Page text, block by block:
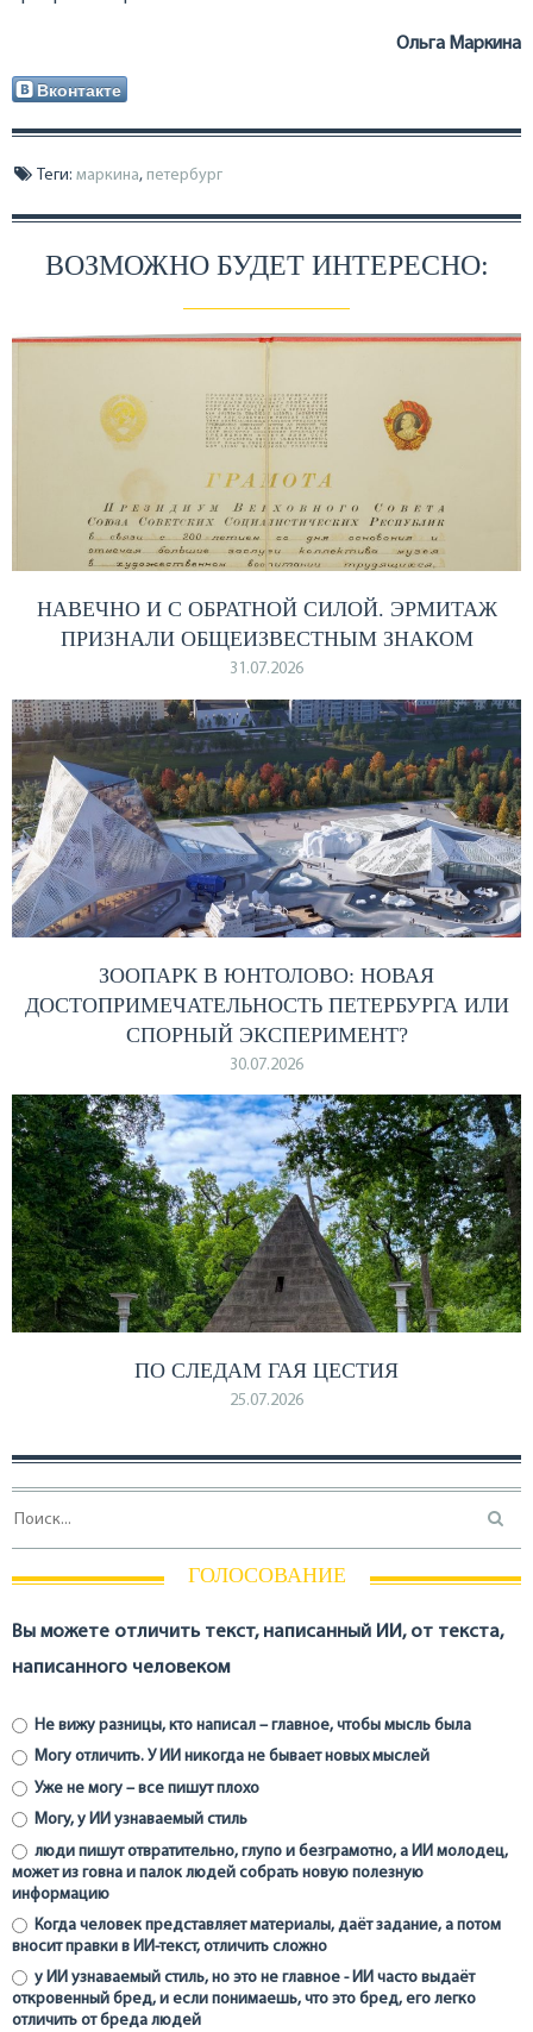
Ольга Маркина
Вконтакте
Теги: маркина, петербург
ВОЗМОЖНО БУДЕТ ИНТЕРЕСНО:
НАВЕЧНО И С ОБРАТНОЙ СИЛОЙ. ЭРМИТАЖ
ПРИЗНАЛИ ОБЩЕИЗВЕСТНЫМ ЗНАКОМ
31.07.2026
ЗООПАРК В ЮНТОЛОВО: НОВАЯ
ДОСТОПРИМЕЧАТЕЛЬНОСТЬ ПЕТЕРБУРГА ИЛИ
СПОРНЫЙ ЭКСПЕРИМЕНТ?
30.07.2026
ПО СЛЕДАМ ГАЯ ЦЕСТИЯ
25.07.2026
ГОЛОСОВАНИЕ
Вы можете отличить текст, написанный ИИ, от текста,
написанного человеком
Не вижу разницы, кто написал – главное, чтобы мысль была
Могу отличить. У ИИ никогда не бывает новых мыслей
Уже не могу – все пишут плохо
Могу, у ИИ узнаваемый стиль
люди пишут отвратительно, глупо и безграмотно, а ИИ молодец,
может из говна и палок людей собрать новую полезную
информацию
Когда человек представляет материалы, даёт задание, а потом
вносит правки в ИИ-текст, отличить сложно
у ИИ узнаваемый стиль, но это не главное - ИИ часто выдаёт
откровенный бред, и если понимаешь, что это бред, его легко
отличить от бреда людей